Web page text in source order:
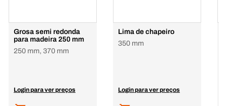
Grosa semi redonda
para madeira 250 mm
250 mm, 370 mm
Login para ver preços
Lima de chapeiro
350 mm
Login para ver preços